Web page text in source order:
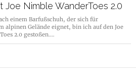
Joe Nimble WanderToes 2.0
einem Barfußschuh, der sich für
alpinen Gelände eignet, bin ich auf den Joe
2.0 gestoßen.…